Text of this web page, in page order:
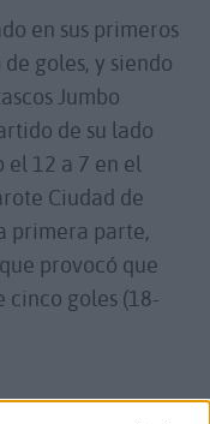
en sus primeros
goles, y siendo
Jumbo
de su lado
el 12 a 7 en el
Ciudad de
primera parte,
provocó que
cinco goles (18-
Ciudad de